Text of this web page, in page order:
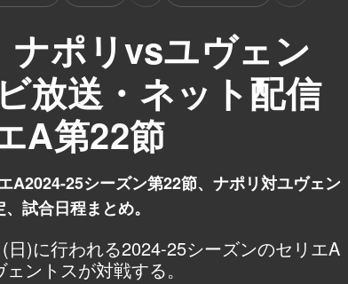
ナポリvsユヴェン
放送・ネット配信
A第22節
A2024-25シーズン第22節、ナポリ対ユヴェン
試合日程まとめ。
日)に行われる2024-25シーズンのセリエA
ントスが対戦する。